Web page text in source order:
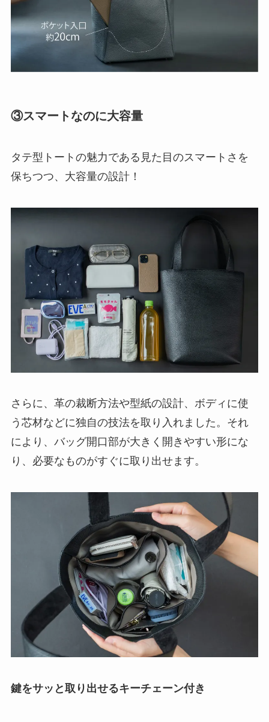
③スマートなのに大容量
タテ型トートの魅力である見た目のスマートさを
保ちつつ、大容量の設計！
さらに、革の裁断方法や型紙の設計、ボディに使
う芯材などに独自の技法を取り入れました。それ
により、バッグ開口部が大きく開きやすい形にな
り、必要なものがすぐに取り出せます。
鍵をサッと取り出せるキーチェーン付き